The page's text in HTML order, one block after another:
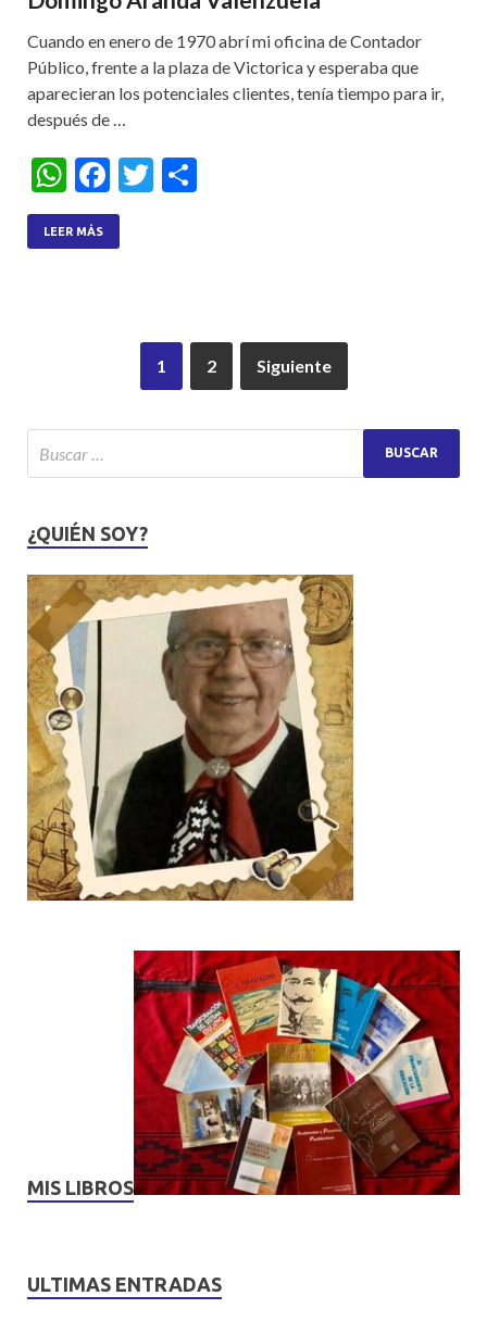
Cuando en enero de 1970 abrí mi oficina de Contador
Público, frente a la plaza de Victorica y esperaba que
aparecieran los potenciales clientes, tenía tiempo para ir,
después de …
W
h
at
F
ac
e
T
LEER MÁS
1 2 Siguiente
¿QUIÉN SOY?
MIS LIBROS
ULTIMAS ENTRADAS